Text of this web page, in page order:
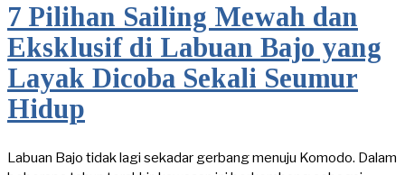
7 Pilihan Sailing Mewah dan
Eksklusif di Labuan Bajo yang
Layak Dicoba Sekali Seumur
Hidup
Labuan Bajo tidak lagi sekadar gerbang menuju Komodo. Dalam